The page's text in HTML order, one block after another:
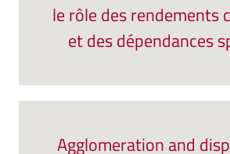
le rôle des rendements
et des dépendances
Agglomeration and